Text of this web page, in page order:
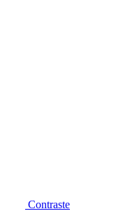
Contraste